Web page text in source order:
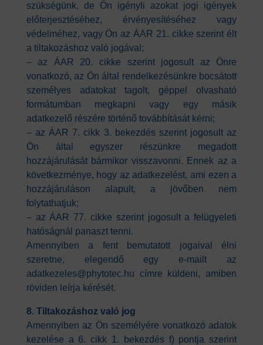
szükségünk, de Ön igényli azokat jogi igények
előterjesztéséhez, érvényesítéséhez vagy
védelméhez, vagy Ön az ÁAR 21. cikke szerint élt
a tiltakozáshoz való jogával;
– az ÁAR 20. cikke szerint jogosult az Önre
vonatkozó, az Ön által rendelkezésünkre bocsátott
személyes adatokat tagolt, géppel olvasható
formátumban megkapni vagy egy másik
adatkezelő részére történő továbbítását kérni;
– az ÁAR 7. cikk 3. bekezdés szerint jogosult az
Ön által egyszer részünkre megadott
hozzájárulását bármikor visszavonni. Ennek az a
következménye, hogy az adatkezelést, ami ezen a
hozzájáruláson alapult, a jövőben nem
folytathatjuk;
– az ÁAR 77. cikke szerint jogosult a felügyeleti
hatóságnál panaszt tenni.
Amennyiben a fent bemutatott jogaival élni
szeretne, elegendő egy e-mailt az
adatkezeles@phytotec.hu címre küldeni, amiben
röviden leírja kérését.
8. Tiltakozáshoz való jog
Amennyiben az Ön személyére vonatkozó adatok
kezelése a 6. cikk 1. bekezdés f) pontja szerint